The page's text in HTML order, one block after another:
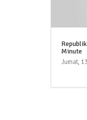
Minute
Jumat,